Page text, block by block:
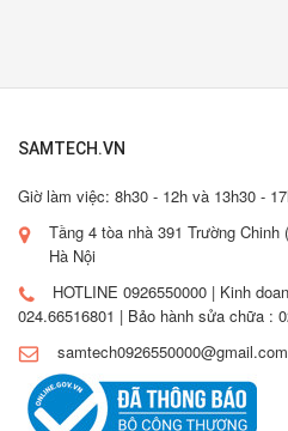
SAMTECH.VN
Giờ làm việc: 8h30 - 12h và 13h30 -
Tầng 4 tòa nhà 391 Trường
Hà Nội
HOTLINE 0926550000 | Kinh
024.66516801 | Bảo hành sửa chữa :
samtech0926550000@gmail.com